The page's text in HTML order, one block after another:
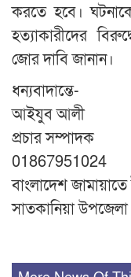
করতে হবে।
হত্যাকারীদের
জোর দাবি জানান।
ধন্যবাদান্তে-
আইযুব আলী
প্রচার সম্পাদক
01867951024
বাংলাদেশ
সাতকানিয়া উপজেলা